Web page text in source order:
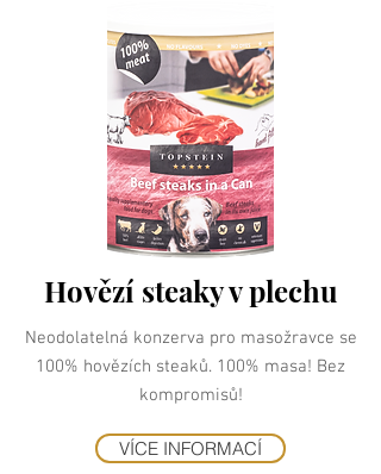
Hovězí steaky v plechu
Neodolatelná konzerva pro masožravce se
100% hovězích steaků. 100% masa! Bez
kompromisů!
VÍCE INFORMACÍ